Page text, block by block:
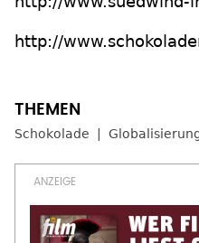
http://
Schokolade